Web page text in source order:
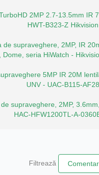
2MP 2.7-13.5mm IR
HWT-B323-Z Hikvision
de supraveghere, 2MP, IR
Dome, seria HiWatch -
5MP IR 20M
UNV - UAC-B115-AF28
supraveghere, 2MP,
HAC-HFW1200TL-A-
Filtrează